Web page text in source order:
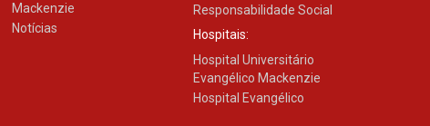
Mackenzie
Notícias
Responsabilidade Social
Hospitais:
Hospital Universitário
Evangélico Mackenzie
Hospital Evangélico